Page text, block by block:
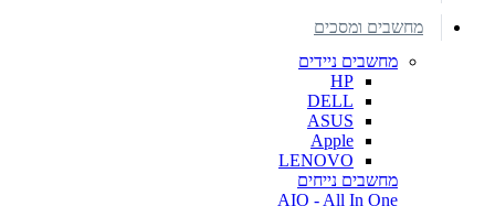
מחשבים ומסכים
מחשבים ניידים
HP
DELL
ASUS
Apple
LENOVO
מחשבים נייחים
AIO - All In One